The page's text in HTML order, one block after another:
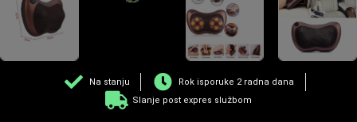
Na stanju
Rok isporuke 2 radna dana
Slanje post expres službom